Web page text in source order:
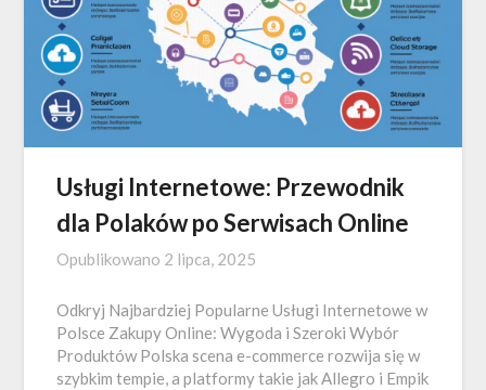
Usługi Internetowe: Przewodnik
dla Polaków po Serwisach Online
Opublikowano 2 lipca, 2025
Odkryj Najbardziej Popularne Usługi Internetowe w
Polsce Zakupy Online: Wygoda i Szeroki Wybór
Produktów Polska scena e-commerce rozwija się w
szybkim tempie, a platformy takie jak Allegro i Empik